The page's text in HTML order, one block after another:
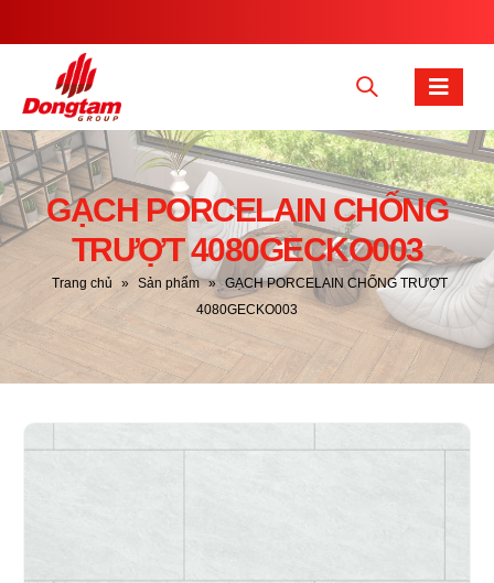
GẠCH PORCELAIN CHỐNG
TRƯỢT 4080GECKO003
Trang chủ » Sản phẩm » GẠCH PORCELAIN CHỐNG TRƯỢT
4080GECKO003